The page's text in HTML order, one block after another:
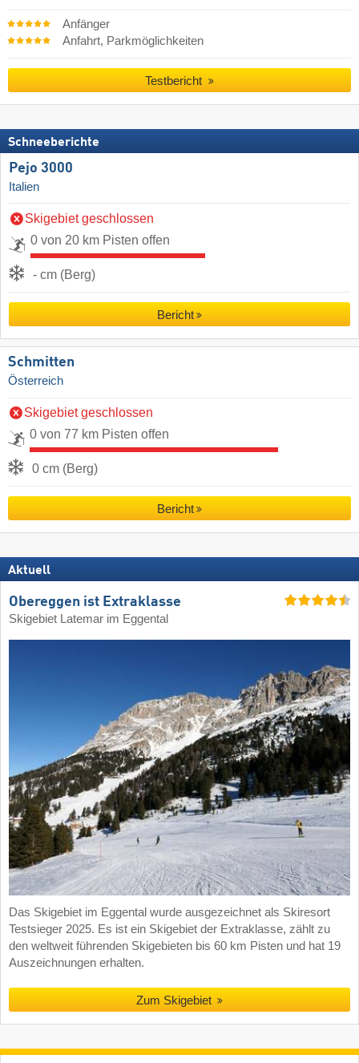
Anfänger
Anfahrt, Parkmöglichkeiten
Testbericht
Schneeberichte
Pejo 3000
Italien
Skigebiet geschlossen
0 von 20 km Pisten offen
- cm (Berg)
Bericht
Schmitten
Österreich
Skigebiet geschlossen
0 von 77 km Pisten offen
0 cm (Berg)
Bericht
Aktuell
Obereggen ist Extraklasse
Skigebiet Latemar im Eggental
Das Skigebiet im Eggental wurde ausgezeichnet als Skiresort
Testsieger 2025. Es ist ein Skigebiet der Extraklasse, zählt zu
den weltweit führenden Skigebieten bis 60 km Pisten und hat 19
Auszeichnungen erhalten.
Zum Skigebiet